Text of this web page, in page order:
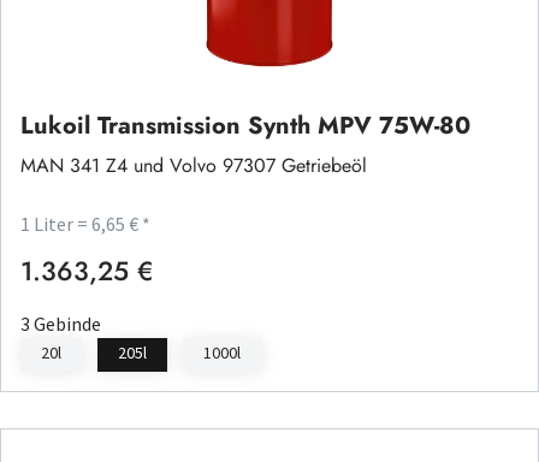
Lukoil Transmission Synth MPV 75W-80
MAN 341 Z4 und Volvo 97307 Getriebeöl
1 Liter = 6,65 € *
Regulärer Preis:
1.363,25 €
3 Gebinde
20l 205l 1000l